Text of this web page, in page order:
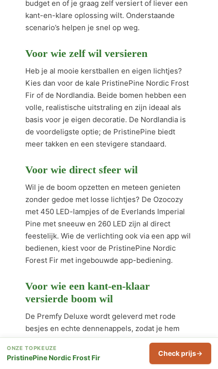
budget en of je graag zelf versiert of liever een
kant-en-klare oplossing wilt. Onderstaande
scenario’s helpen je snel op weg.
Voor wie zelf wil versieren
Heb je al mooie kerstballen en eigen lichtjes?
Kies dan voor de kale PristinePine Nordic Frost
Fir of de Nordlandia. Beide bomen hebben een
volle, realistische uitstraling en zijn ideaal als
basis voor je eigen decoratie. De Nordlandia is
de voordeligste optie; de PristinePine biedt
meer takken en een stevigere standaard.
Voor wie direct sfeer wil
Wil je de boom opzetten en meteen genieten
zonder gedoe met losse lichtjes? De Ozocozy
met 450 LED-lampjes of de Everlands Imperial
Pine met sneeuw en 260 LED zijn al direct
feestelijk. Wie de verlichting ook via een app wil
bedienen, kiest voor de PristinePine Nordic
Forest Fir met ingebouwde app-bediening.
Voor wie een kant-en-klaar
versierde boom wil
De Premfy Deluxe wordt geleverd met rode
besjes en echte dennenappels, zodat je hem
gewoon neerzet en geniet. Ideaal voor wie
weinig tijd heeft in de drukke decembermaand.
De 5 jaar garantie maakt dit een investering die
ONZE TOPKEUZE
PristinePine Nordic Frost Fir Check prijs